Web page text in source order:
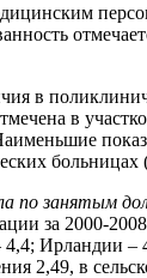
в
в
по занятым
за 2000-
Ирландии –
2,49, в